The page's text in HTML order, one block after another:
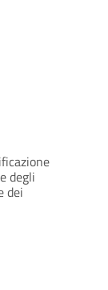
degli
dei